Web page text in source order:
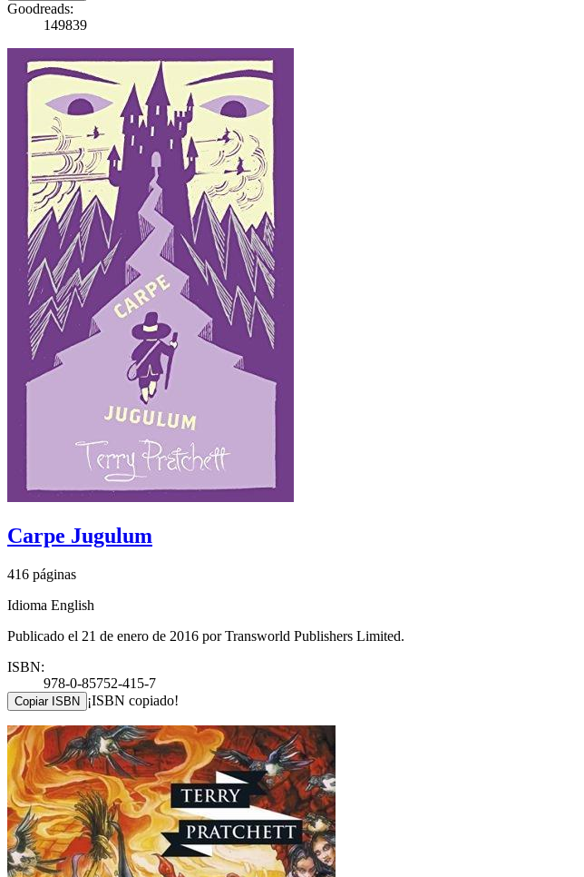
Goodreads:
149839
Carpe Jugulum
416 páginas
Idioma English
Publicado el 21 de enero de 2016 por Transworld Publishers Limited.
ISBN:
978-0-85752-415-7
Copiar ISBN ¡ISBN copiado!